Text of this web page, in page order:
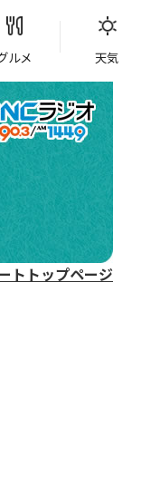
ルメ 天気
トトップページ